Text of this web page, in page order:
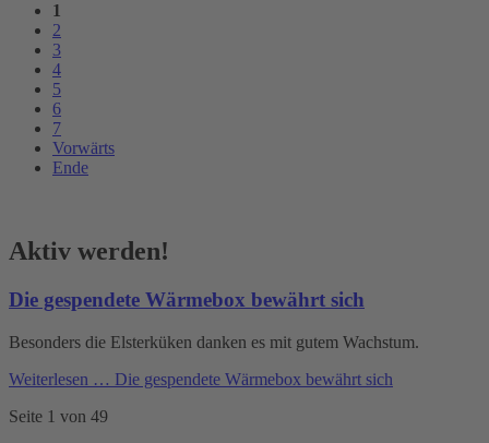
1
2
3
4
5
6
7
Vorwärts
Ende
Aktiv werden!
Die gespendete Wärmebox bewährt sich
Besonders die Elsterküken danken es mit gutem Wachstum.
Weiterlesen … Die gespendete Wärmebox bewährt sich
Seite 1 von 49